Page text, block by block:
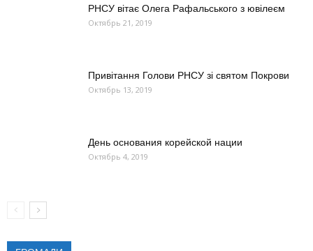
РНСУ вітає Олега Рафальського з ювілеєм
Октябрь 21, 2019
Привітання Голови РНСУ зі святом Покрови
Октябрь 13, 2019
День основания корейской нации
Октябрь 4, 2019